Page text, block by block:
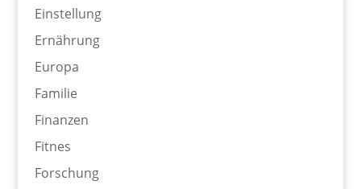
Einstellung
Ernährung
Europa
Familie
Finanzen
Fitnes
Forschung